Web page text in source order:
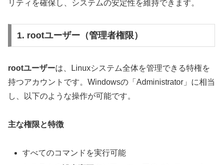
リティを確保し、システムの安定性を維持できます。
1. rootユーザー（管理者権限）
rootユーザーは、Linuxシステム全体を管理できる特権を
持つアカウントです。Windowsの「Administrator」に相当
し、以下のような操作が可能です。
主な権限と特徴
すべてのコマンドを実行可能